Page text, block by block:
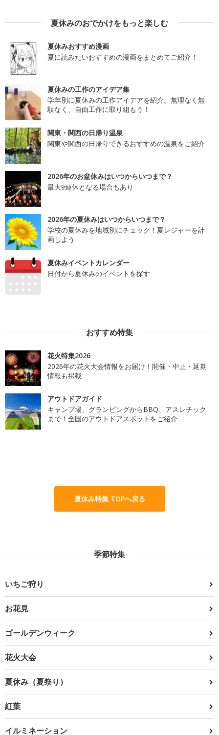
夏休みのおでかけをもっと楽しむ
夏休みおすすめ漫画
夏に読みたいおすすめの漫画をまとめてご紹介！
夏休みの工作のアイデア集
学年別に夏休みの工作アイデアを紹介。無理なく無
駄なく、自由工作に取り組もう！
関東・関西の日帰り温泉
関東や関西の日帰りできるおすすめの温泉をご紹介
2026年のお盆休みはいつからいつまで？
最大9連休となる場合もあり
2026年の夏休みはいつからいつまで？
学校の夏休みを地域別にチェック！夏レジャーを計
画しよう
夏休みイベントカレンダー
日付から夏休みのイベントを探す
おすすめ特集
花火特集2026
2026年の花火大会情報をお届け！開催・中止・延期
情報も掲載
アウトドアガイド
キャンプ場、グランピングからBBQ、アスレチック
まで！全国のアウトドアスポットをご紹介
夏休み特集 TOPへ戻る
季節特集
いちご狩り
お花見
ゴールデンウィーク
花火大会
夏休み（夏祭り）
紅葉
イルミネーション